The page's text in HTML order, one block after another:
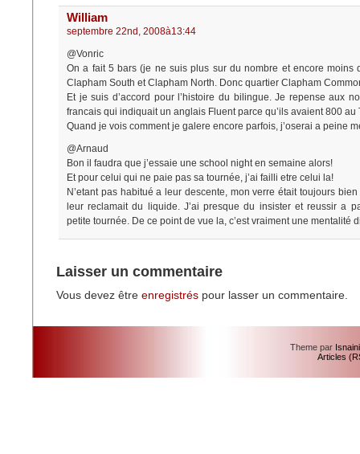
William
septembre 22nd, 2008à13:44
@Vonric
On a fait 5 bars (je ne suis plus sur du nombre et encore moins
Clapham South et Clapham North. Donc quartier Clapham
Et je suis d’accord pour l’histoire du bilingue. Je repense aux
francais qui indiquait un anglais Fluent parce qu’ils avaient 800 au
Quand je vois comment je galere encore parfois, j’oserai a peine
@Arnaud
Bon il faudra que j’essaie une school night en semaine alors!
Et pour celui qui ne paie pas sa tournée, j’ai failli etre celui la!
N’etant pas habitué a leur descente, mon verre était toujours
leur reclamait du liquide. J’ai presque du insister et reussir a
petite tournée. De ce point de vue la, c’est vraiment une mentalité
Laisser un commentaire
Vous devez être enregistrés pour lasser un commentaire.
Theme par
Articles